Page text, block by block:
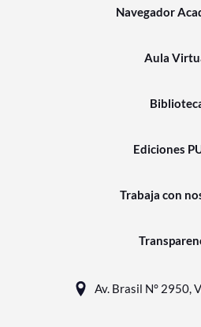
Navegador
Aula
Ediciones
Trabaja con
Av. Brasil N° 2950,